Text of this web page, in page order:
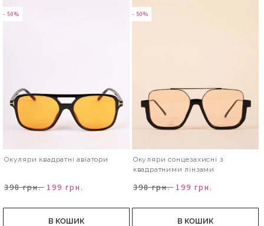
- 50%
Окуляри квадратні авіатори
398 грн. 199 грн.
В КОШИК
- 50%
Окуляри сонцезахисні з
квадратними лінзами
398 грн. 199 грн.
В КОШИК